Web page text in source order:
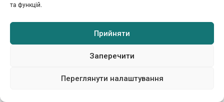
та функцій.
Прийняти
Заперечити
Переглянути налаштування